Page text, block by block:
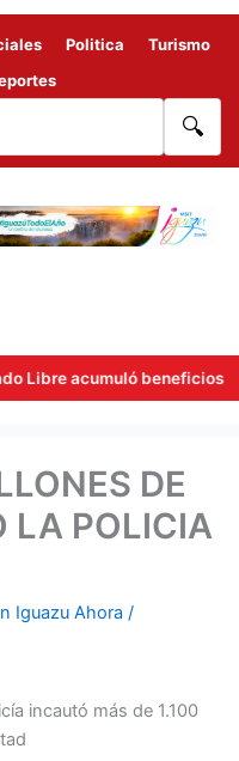
Politica
Turismo
🔍
acumuló beneficios fiscales
DE
LA POLICIA
Iguazu Ahora /
incautó más de 1.100